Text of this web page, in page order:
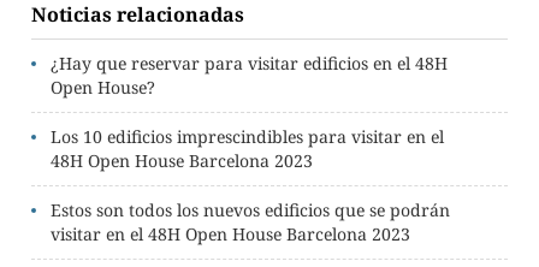
Noticias relacionadas
¿Hay que reservar para visitar edificios en el 48H
Open House?
Los 10 edificios imprescindibles para visitar en el
48H Open House Barcelona 2023
Estos son todos los nuevos edificios que se podrán
visitar en el 48H Open House Barcelona 2023